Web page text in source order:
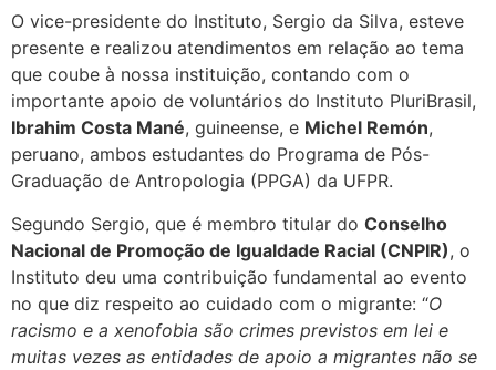
O vice-presidente do Instituto, Sergio da Silva, esteve
presente e realizou atendimentos em relação ao tema
que coube à nossa instituição, contando com o
importante apoio de voluntários do Instituto PluriBrasil,
Ibrahim Costa Mané, guineense, e Michel Remón,
peruano, ambos estudantes do Programa de Pós-
Graduação de Antropologia (PPGA) da UFPR.
Segundo Sergio, que é membro titular do Conselho
Nacional de Promoção de Igualdade Racial (CNPIR), o
Instituto deu uma contribuição fundamental ao evento
no que diz respeito ao cuidado com o migrante: “O
racismo e a xenofobia são crimes previstos em lei e
muitas vezes as entidades de apoio a migrantes não se